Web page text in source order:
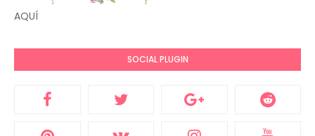
AQUÍ
SOCIAL PLUGIN